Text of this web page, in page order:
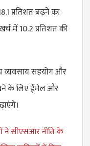
प्रतिशत बढ़ने का
में 10.2 प्रतिशत की
व्यवसाय सहयोग और
के लिए ईमेल और
ने सीएसआर नीति के